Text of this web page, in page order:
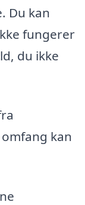
Du kan
fungerer
du ikke
kan